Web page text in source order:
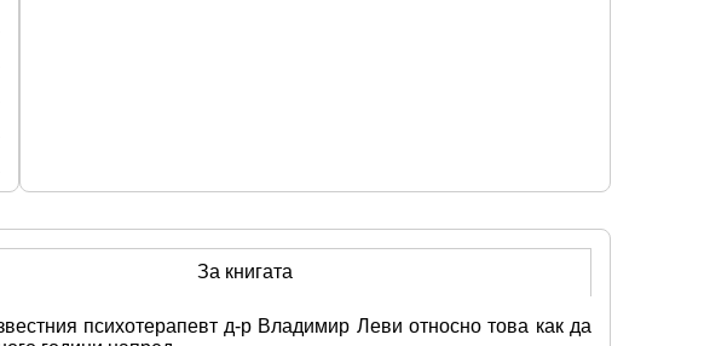
За книгата
психотерапевт д-р Владимир Леви относно това как да